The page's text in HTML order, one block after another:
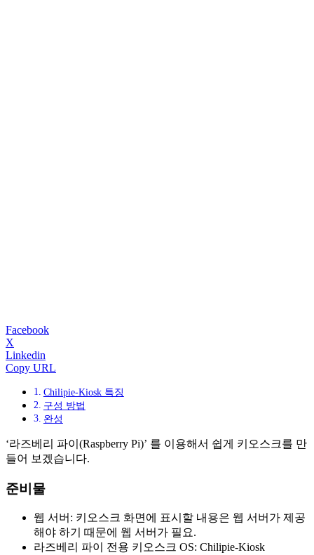
Facebook
X
Linkedin
Copy URL
Chilipie-Kiosk 특징
구성 방법
완성
‘라즈베리 파이(Raspberry Pi)’ 를 이용해서 쉽게 키오스크를 만
들어 보겠습니다.
준비물
웹 서버: 키오스크 화면에 표시할 내용은 웹 서버가 제공
해야 하기 때문에 웹 서버가 필요.
라즈베리 파이 전용 키오스크 OS: Chilipie-Kiosk